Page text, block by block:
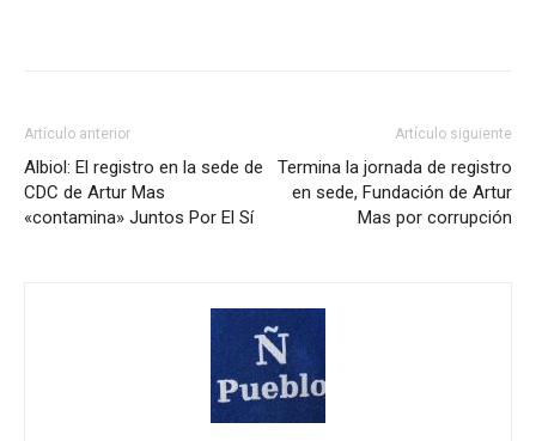
Artículo anterior
Albiol: El registro en la sede de
CDC de Artur Mas
«contamina» Juntos Por El Sí
Artículo siguiente
Termina la jornada de registro
en sede, Fundación de Artur
Mas por corrupción